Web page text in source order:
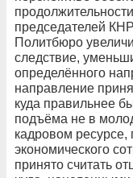
председателей
Политбюро
следствие,
определённого
направление
куда правильнее
подъёма не в
кадровом
экономического
принято считать